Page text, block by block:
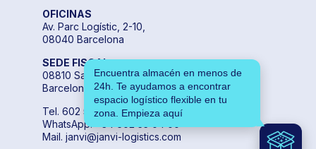
OFICINAS
Av. Parc Logístic, 2-10,
08040 Barcelona
SEDE FISCAL
08810 Sant Pere de Ribes,
Barcelona
Tel. 602 55 04 00
WhatsApp. +34 602 55 04 00
Mail. janvi@janvi-logistics.com
Encuentra almacén en menos de
24h. Te ayudamos a encontrar
espacio logístico flexible en tu
zona. Empieza aquí